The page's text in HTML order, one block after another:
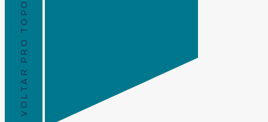
VOLTAR PRO TOPO